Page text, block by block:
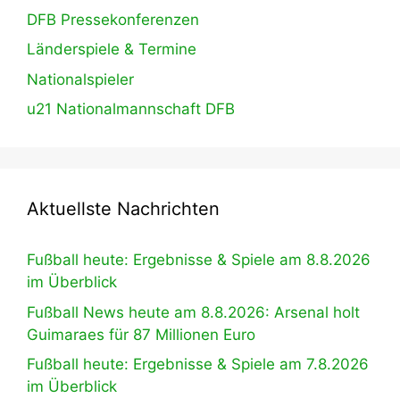
DFB Pressekonferenzen
Länderspiele & Termine
Nationalspieler
u21 Nationalmannschaft DFB
Aktuellste Nachrichten
Fußball heute: Ergebnisse & Spiele am 8.8.2026
im Überblick
Fußball News heute am 8.8.2026: Arsenal holt
Guimaraes für 87 Millionen Euro
Fußball heute: Ergebnisse & Spiele am 7.8.2026
im Überblick